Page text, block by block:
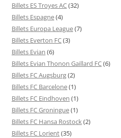
Billets ES Troyes AC(32)
Billets Espagne(4)
Billets Europa League(7)
Billets Everton FC(3)
Billets Evian (6)
Billets Evian Thonon Gaillard FC(6)
Billets FC Augsburg(2)
Billets FC Barcelone(1)
Billets FC Eindhoven (1)
Billets FC Groningue(1)
Billets FC Hansa Rostock(2)
Billets FC Lorient(35)